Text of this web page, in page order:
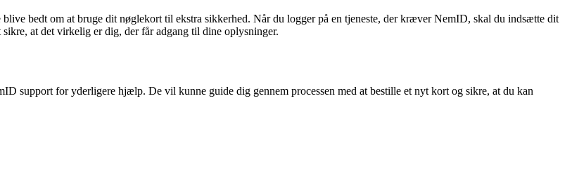
bedt om at bruge dit nøglekort til ekstra sikkerhed. Når du logger på en tjeneste, der kræver NemID, skal du indsætte dit
at det virkelig er dig, der får adgang til dine oplysninger.
support for yderligere hjælp. De vil kunne guide dig gennem processen med at bestille et nyt kort og sikre, at du kan